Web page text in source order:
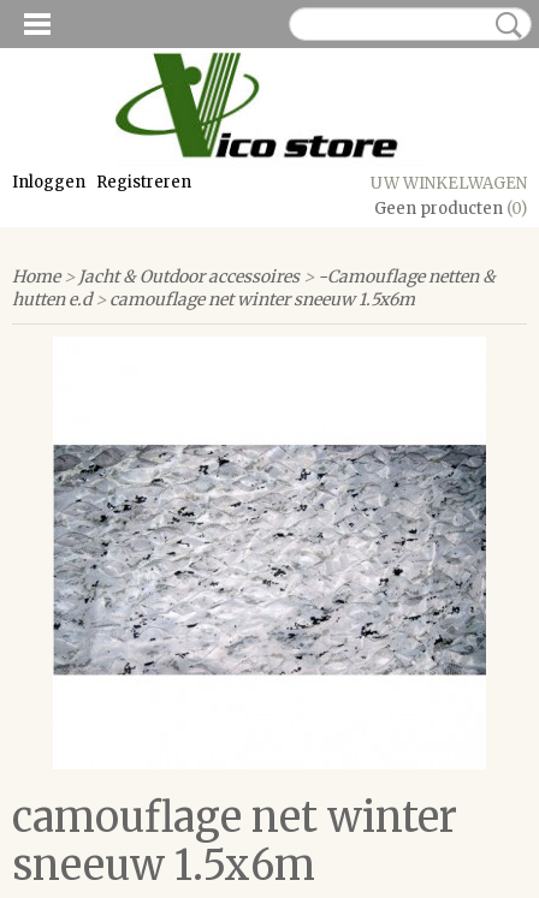
Inloggen Registreren
UW WINKELWAGEN
Geen producten (0)
Home> Jacht & Outdoor accessoires> -Camouflage netten &
hutten e.d> camouflage net winter sneeuw 1.5x6m
camouflage net winter
sneeuw 1.5x6m